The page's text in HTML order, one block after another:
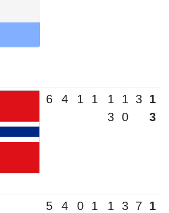
6 4 1 1
1
3
1
0
3
1
3
5 4 0 1
1
3 7
1